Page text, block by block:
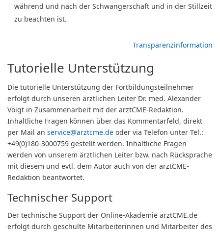
während und nach der Schwangerschaft und in der Stillzeit
zu beachten ist.
Transparenzinformation
Tutorielle Unterstützung
Die tutorielle Unterstützung der Fortbildungsteilnehmer
erfolgt durch unseren ärztlichen Leiter Dr. med. Alexander
Voigt in Zusammenarbeit mit der arztCME-Redaktion.
Inhaltliche Fragen können über das Kommentarfeld, direkt
per Mail an service@arztcme.de oder via Telefon unter Tel.:
+49(0)180-3000759 gestellt werden. Inhaltliche Fragen
werden von unserem ärztlichen Leiter bzw. nach Rücksprache
mit diesem und evtl. dem Autor auch von der arztCME-
Redaktion beantwortet.
Technischer Support
Der technische Support der Online-Akademie arztCME.de
erfolgt durch geschulte Mitarbeiterinnen und Mitarbeiter des